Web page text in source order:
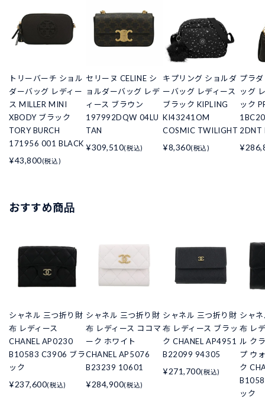
トリーバーチ ショル
ダーバッグ レディー
ス MILLER MINI
XBODY ブラック
TORY BURCH
171956 001 BLACK
¥43,800(税込)
セリーヌ CELINE シ
ョルダーバッグ レデ
ィース ブラウン
197992DQW 04LU
TAN
¥309,510(税込)
キプリング ショルダ
ーバッグ レディース
ブラック KIPLING
KI43241OM
COSMIC TWILIGHT
¥8,360(税込)
プラ
ッグ
ック
2DNT
おすすめ商品
シャネル 三つ折り財
布 レディース
CHANEL AP0230
B10583 C3906 ブラ
ック
¥237,600(税込)
シャネル 三つ折り財
布 レディース ココマ
ーク ホワイト
CHANEL AP5076
B23239 10601
¥284,900(税込)
シャネル 三つ折り財
布 レディース ブラッ
ク CHANEL AP4951
B22099 94305
¥271,700(税込)
シャ
布 レ
ル ク
プ ウ
ク
ック